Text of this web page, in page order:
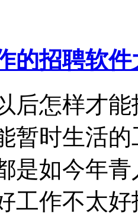
的招聘软件
后怎样才
暂时生活
是如今年
工作不太